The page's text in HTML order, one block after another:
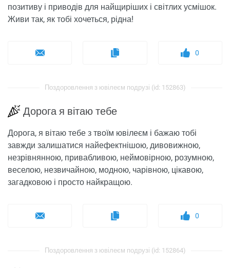
позитиву і приводів для найщиріших і світлих усмішок.
Живи так, як тобі хочеться, рідна!
0
Поздоровлення з ювілеєм подрузі (id: 152863)
Дорога я вітаю тебе
Дорога, я вітаю тебе з твоїм ювілеєм і бажаю тобі
завжди залишатися найефектнішою, дивовижною,
незрівнянною, привабливою, неймовірною, розумною,
веселою, незвичайною, модною, чарівною, цікавою,
загадковою і просто найкращою.
0
Поздоровлення з ювілеєм подрузі (id: 152864)